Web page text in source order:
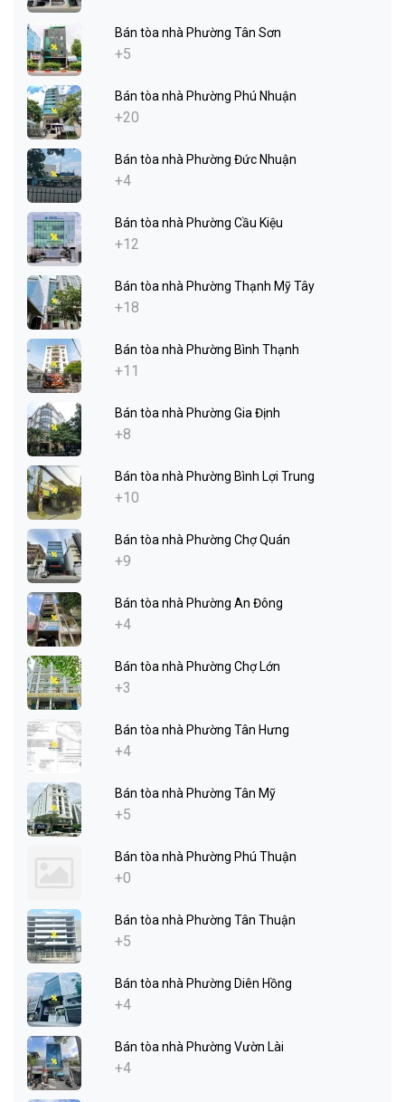
Bán tòa nhà Phường Tân Sơn
+5
Bán tòa nhà Phường Phú Nhuận
+20
Bán tòa nhà Phường Đức Nhuận
+4
Bán tòa nhà Phường Cầu Kiệu
+12
Bán tòa nhà Phường Thạnh Mỹ Tây
+18
Bán tòa nhà Phường Bình Thạnh
+11
Bán tòa nhà Phường Gia Định
+8
Bán tòa nhà Phường Bình Lợi Trung
+10
Bán tòa nhà Phường Chợ Quán
+9
Bán tòa nhà Phường An Đông
+4
Bán tòa nhà Phường Chợ Lớn
+3
Bán tòa nhà Phường Tân Hưng
+4
Bán tòa nhà Phường Tân Mỹ
+5
Bán tòa nhà Phường Phú Thuận
+0
Bán tòa nhà Phường Tân Thuận
+5
Bán tòa nhà Phường Diên Hồng
+4
Bán tòa nhà Phường Vườn Lài
+4